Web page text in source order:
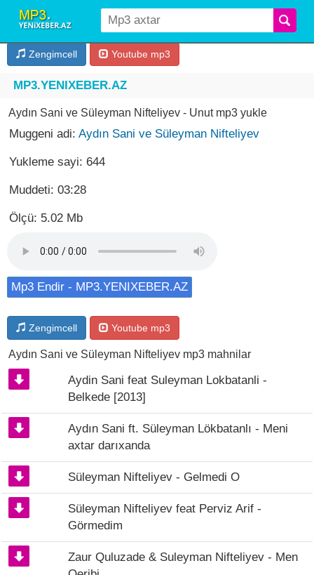
Zengimcell Youtube mp3
MP3.YENIXEBER.AZ
Aydın Sani ve Süleyman Nifteliyev - Unut mp3 yukle
Muggeni adi: Aydın Sani ve Süleyman Nifteliyev
Yukleme sayi: 644
Muddeti: 03:28
Ölçü: 5.02 Mb
Mp3 Endir - MP3.YENIXEBER.AZ
Zengimcell Youtube mp3
Aydın Sani ve Süleyman Nifteliyev mp3 mahnilar
Aydin Sani feat Suleyman Lokbatanli -
Belkede [2013]
Aydın Sani ft. Süleyman Lökbatanlı - Meni
axtar darıxanda
Süleyman Nifteliyev - Gelmedi O
Süleyman Nifteliyev feat Perviz Arif -
Görmedim
Zaur Quluzade & Suleyman Nifteliyev - Men